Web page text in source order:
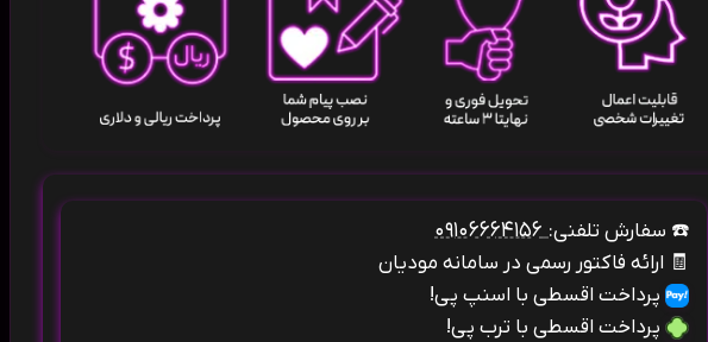
☎️ سفارش تلفنی:۰۹۱۰۶۶۶۴۱۵۶
🧾 ارائه فاکتور رسمی در سامانه مودیان
پرداخت اقسطی با اسنپ پی!
پرداخت اقسطی با ترب پی!